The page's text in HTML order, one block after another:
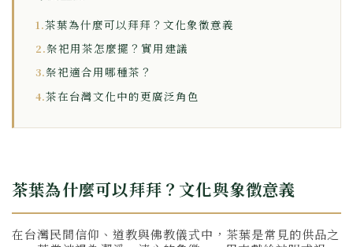
1.茶葉為什麼可以拜拜？文化象徵意義
2.祭祀用茶怎麼擺？實用建議
3.祭祀適合用哪種茶？
4.茶在台灣文化中的更廣泛角色
茶葉為什麼可以拜拜？文化與象徵意義
在台灣民間信仰、道教與佛教儀式中，茶葉是常見的供品之